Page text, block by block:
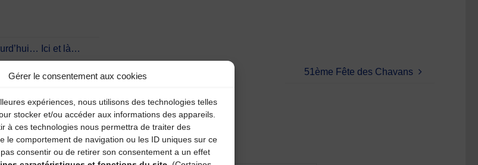
Gérer le consentement aux cookies
expériences, nous utilisons des technologies telles
stocker et/ou accéder aux informations des appareils.
à ces technologies nous permettra de traiter des
le comportement de navigation ou les ID uniques sur ce
consentir ou de retirer son consentement a un effet
Ici et là…
51ème Fête des Chavans
avec*